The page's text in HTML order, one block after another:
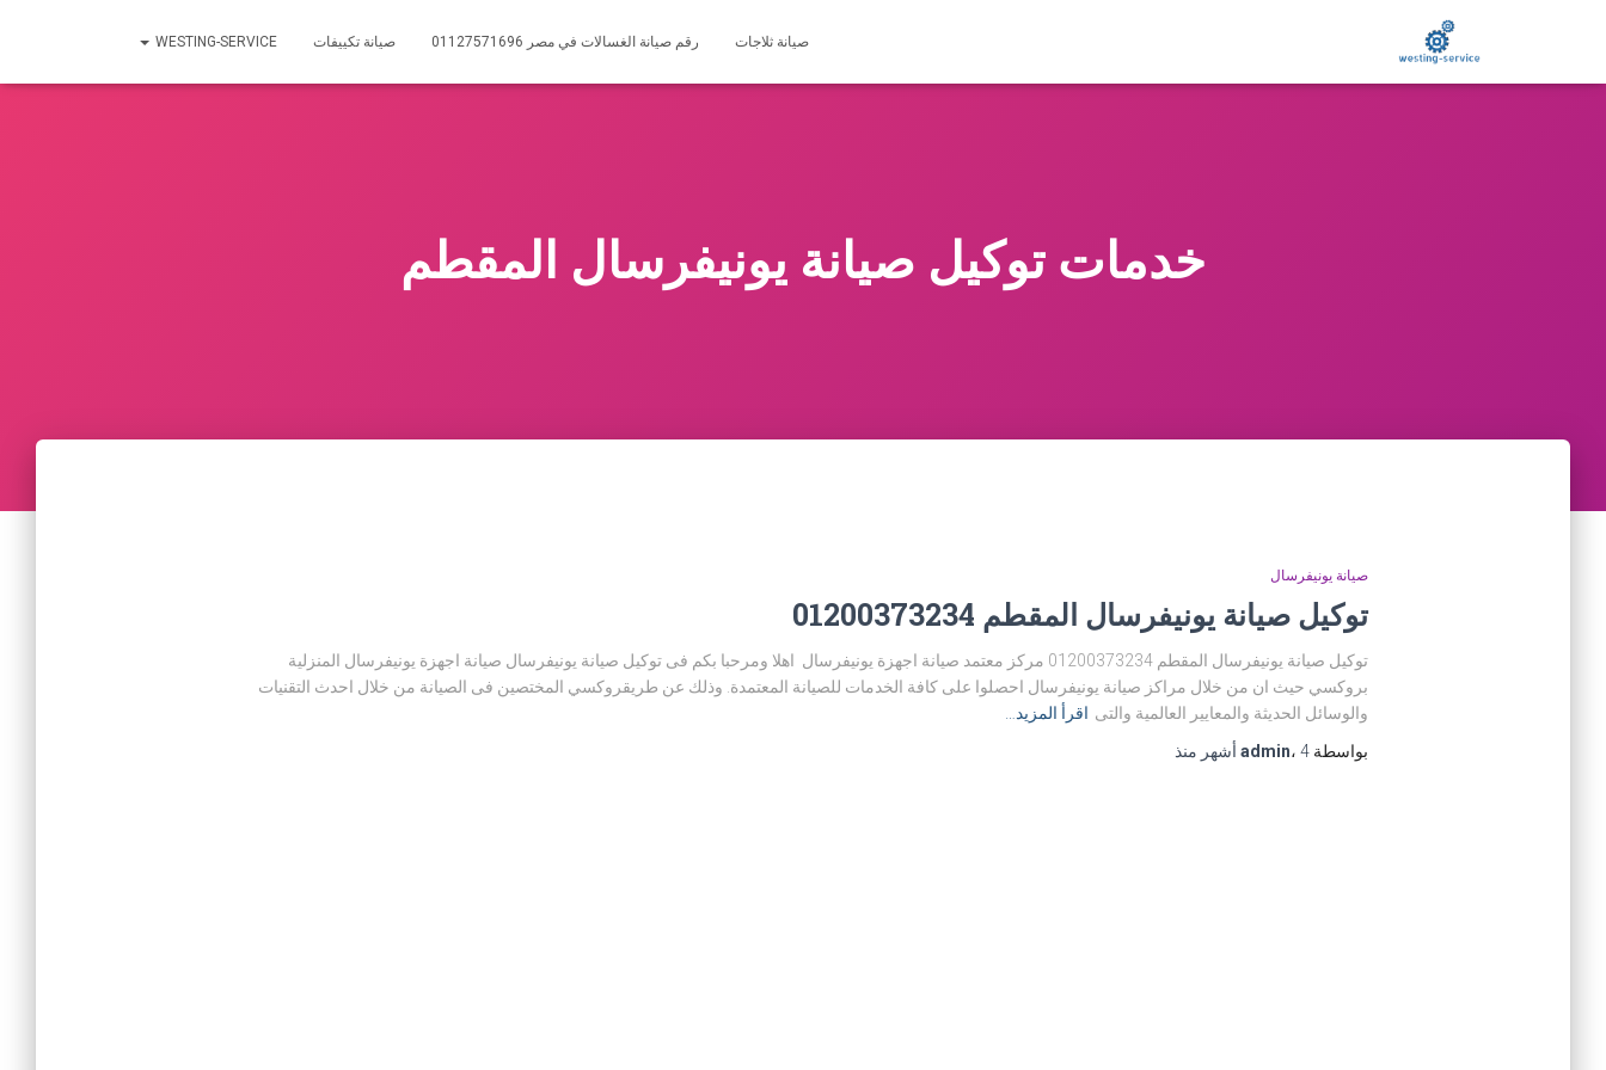
صيانة ثلاجات رقم صيانة الغسالات في مصر 01127571696 صيانة تكييفات WESTING-SERVICE
خدمات توكيل صيانة يونيفرسال المقطم
صيانة يونيفرسال
توكيل صيانة يونيفرسال المقطم 01200373234
توكيل صيانة يونيفرسال المقطم 01200373234 مركز معتمد صيانة اجهزة يونيفرسال اهلا ومرحبا بكم فى توكيل صيانة يونيفرسال صيانة اجهزة يونيفرسال المنزلية
بروكسي حيث ان من خلال مراكز صيانة يونيفرسال احصلوا على كافة الخدمات للصيانة المعتمدة. وذلك عن طريقروكسي المختصين فى الصيانة من خلال احدث التقنيات
والوسائل الحديثة والمعايير العالمية والتى اقرأ المزيد…
بواسطة
admin، 4 أشهر منذ